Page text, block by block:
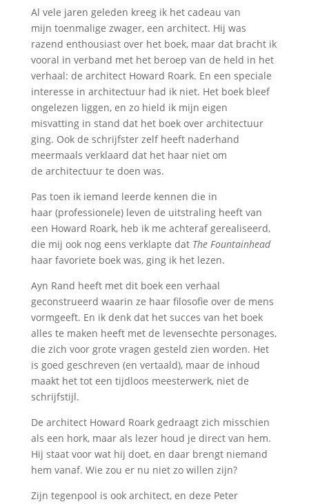
Al vele jaren geleden kreeg ik het cadeau van
mijn toenmalige zwager, een architect. Hij was
razend enthousiast over het boek, maar dat bracht ik
vooral in verband met het beroep van de held in het
verhaal: de architect Howard Roark. En een speciale
interesse in architectuur had ik niet. Het boek bleef
ongelezen liggen, en zo hield ik mijn eigen
misvatting in stand dat het boek over architectuur
ging. Ook de schrijfster zelf heeft naderhand
meermaals verklaard dat het haar niet om
de architectuur te doen was.
Pas toen ik iemand leerde kennen die in
haar (professionele) leven de uitstraling heeft van
een Howard Roark, heb ik me achteraf gerealiseerd,
die mij ook nog eens verklapte dat The Fountainhead
haar favoriete boek was, ging ik het lezen.
Ayn Rand heeft met dit boek een verhaal
geconstrueerd waarin ze haar filosofie over de mens
vormgeeft. En ik denk dat het succes van het boek
alles te maken heeft met de levensechte personages,
die zich voor grote vragen gesteld zien worden. Het
is goed geschreven (en vertaald), maar de inhoud
maakt het tot een tijdloos meesterwerk, niet de
schrijfstijl.
De architect Howard Roark gedraagt zich misschien
als een hork, maar als lezer houd je direct van hem.
Hij staat voor wat hij doet, en daar brengt niemand
hem vanaf. Wie zou er nu niet zo willen zijn?
Zijn tegenpool is ook architect, en deze Peter